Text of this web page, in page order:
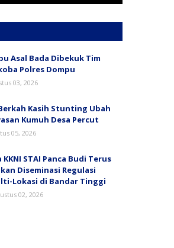
Asal Bada Dibekuk Tim
Polres Dompu
03, 2026
Kasih Stunting Ubah
Kumuh Desa Percut
05, 2026
STAI Panca Budi Terus
Diseminasi Regulasi
Lokasi di Bandar Tinggi
02, 2026